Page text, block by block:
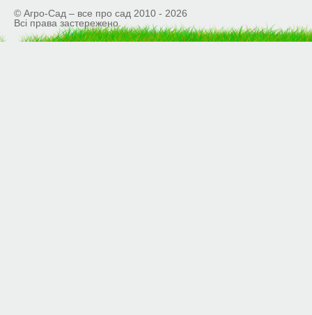
© Агро-Сад – все про сад 2010 - 2026
Всі права застережено.